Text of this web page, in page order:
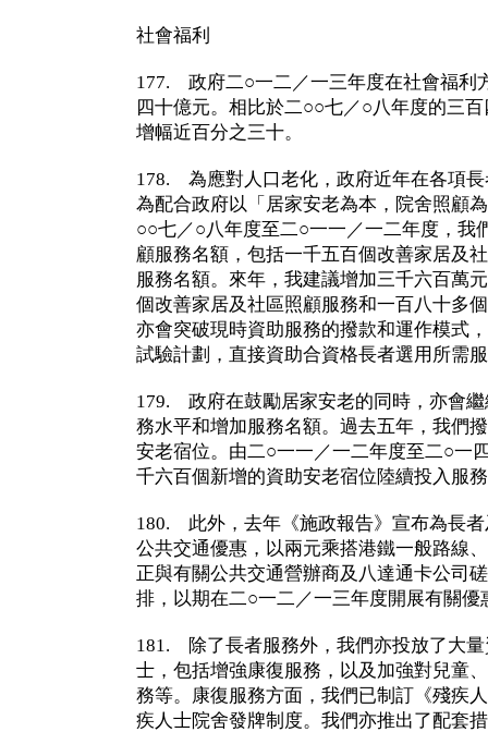
社會福利
177. 政府二○一二／一三年度在社會福利
四十億元。相比於二○○七／○八年度的三
增幅近百分之三十。
178. 為應對人口老化，政府近年在各項
為配合政府以「居家安老為本，院舍照顧
○○七／○八年度至二○一一／一二年度，我
顧服務名額，包括一千五百個改善家居及
服務名額。來年，我建議增加三千六百萬
個改善家居及社區照顧服務和一百八十多
亦會突破現時資助服務的撥款和運作模式
試驗計劃，直接資助合資格長者選用所需
179. 政府在鼓勵居家安老的同時，亦會
務水平和增加服務名額。過去五年，我們
安老宿位。由二○一一／一二年度至二○一
千六百個新增的資助安老宿位陸續投入服
180. 此外，去年《施政報告》宣布為長
公共交通優惠，以兩元乘搭港鐵一般路線
正與有關公共交通營辦商及八達通卡公司
排，以期在二○一二／一三年度開展有關優
181. 除了長者服務外，我們亦投放了大
士，包括增強康復服務，以及加強對兒童
務等。康復服務方面，我們已制訂《殘疾
疾人士院舍發牌制度。我們亦推出了配套